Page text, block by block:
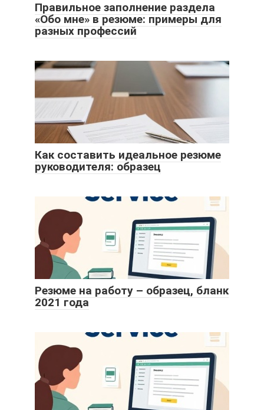
Правильное заполнение раздела
«Обо мне» в резюме: примеры для
разных профессий
Как составить идеальное резюме
руководителя: образец
Резюме на работу – образец, бланк
2021 года